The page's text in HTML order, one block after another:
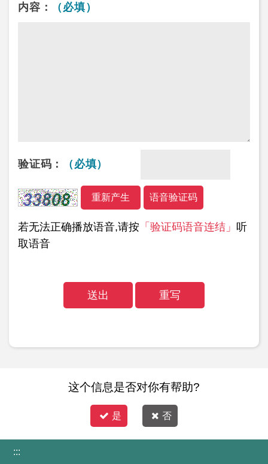
内容： （必填）
验证码： （必填）
语音验证码
若无法正确播放语音,请按 「验证码语音连结」 听
取语音
这个信息是否对你有帮助?
是 否
:::